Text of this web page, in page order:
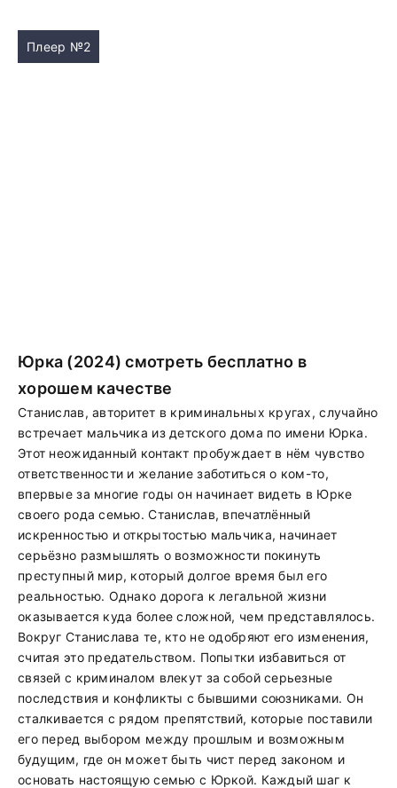
Плеер №2
Юрка (2024) смотреть бесплатно в
хорошем качестве
Станислав, авторитет в криминальных кругах, случайно
встречает мальчика из детского дома по имени Юрка.
Этот неожиданный контакт пробуждает в нём чувство
ответственности и желание заботиться о ком-то,
впервые за многие годы он начинает видеть в Юрке
своего рода семью. Станислав, впечатлённый
искренностью и открытостью мальчика, начинает
серьёзно размышлять о возможности покинуть
преступный мир, который долгое время был его
реальностью. Однако дорога к легальной жизни
оказывается куда более сложной, чем представлялось.
Вокруг Станислава те, кто не одобряют его изменения,
считая это предательством. Попытки избавиться от
связей с криминалом влекут за собой серьезные
последствия и конфликты с бывшими союзниками. Он
сталкивается с рядом препятствий, которые поставили
его перед выбором между прошлым и возможным
будущим, где он может быть чист перед законом и
основать настоящую семью с Юркой. Каждый шаг к